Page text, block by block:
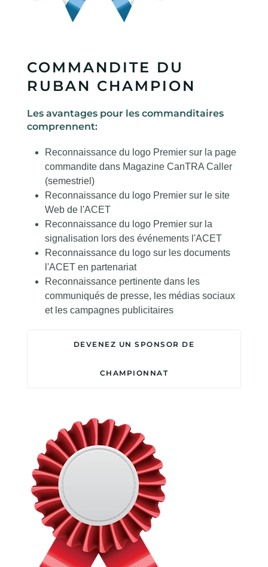
COMMANDITE DU
RUBAN CHAMPION
Les avantages pour les commanditaires
comprennent:
Reconnaissance du logo Premier sur la page
commandite dans Magazine CanTRA Caller
(semestriel)
Reconnaissance du logo Premier sur le site
Web de l'ACET
Reconnaissance du logo Premier sur la
signalisation lors des événements l'ACET
Reconnaissance du logo sur les documents
l'ACET en partenariat
Reconnaissance pertinente dans les
communiqués de presse, les médias sociaux
et les campagnes publicitaires
DEVENEZ UN SPONSOR DE
CHAMPIONNAT